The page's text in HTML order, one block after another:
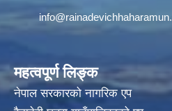
महत्वपूर्ण लिङ्क
नेपाल सरकारको नागरिक एप